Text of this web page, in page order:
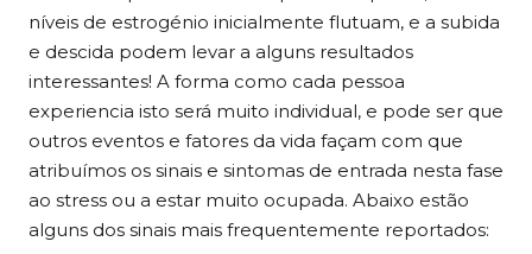
níveis de estrogénio inicialmente flutuam, e a subida
e descida podem levar a alguns resultados
interessantes! A forma como cada pessoa
experiencia isto será muito individual, e pode ser que
outros eventos e fatores da vida façam com que
atribuímos os sinais e sintomas de entrada nesta fase
ao stress ou a estar muito ocupada. Abaixo estão
alguns dos sinais mais frequentemente reportados: